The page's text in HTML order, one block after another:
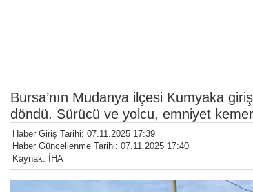
Bursa’nın Mudanya ilçesi Kumyaka
döndü. Sürücü ve yolcu, emniyet
Haber Giriş Tarihi: 07.11.2025 17:39
Haber Güncellenme Tarihi: 07.11.2025 17:40
Kaynak: İHA